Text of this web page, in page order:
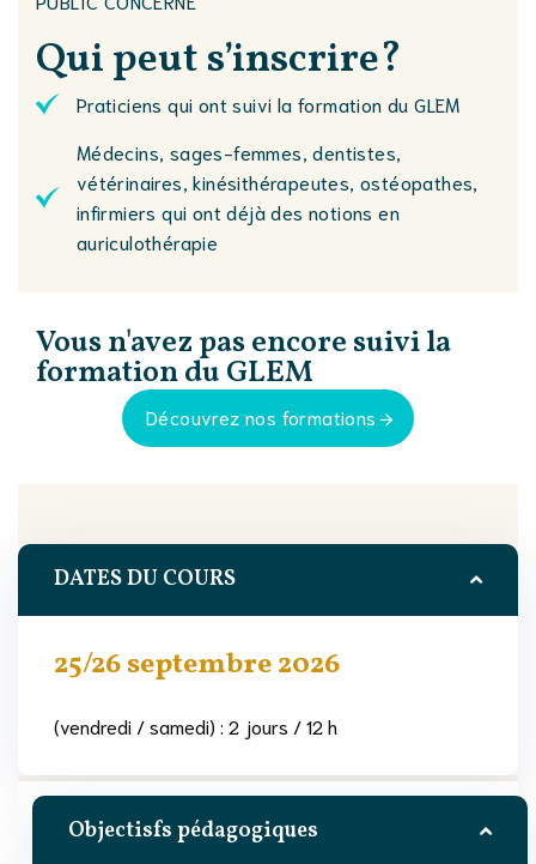
Qui peuts’inscrire?
Praticiens qui ont suivi la formation du GLEM
Médecins, sages-femmes, dentistes,
vétérinaires, kinésithérapeutes, ostéopathes,
infirmiers qui ont déjà des notions en
auriculothérapie
Vous n'avez pas encore suivi la
formation du GLEM
Découvrez nos formations
DATES DU COURS
25/26 septembre 2026
(vendredi / samedi) : 2 jours / 12 h
Objectisfs pédagogiques